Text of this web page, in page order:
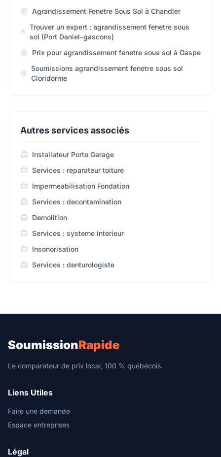
Agrandissement Fenetre Sous Sol à Chandler
Trouver un expert : agrandissement fenetre sous
sol (Port Daniel–gascons)
Prix pour agrandissement fenetre sous sol à Gaspe
Soumissions agrandissement fenetre sous sol
Cloridorme
Autres services associés
Installateur Porte Garage
Services : reparateur toiture
Impermeabilisation Fondation
Services : decontamination
Demolition
Services : systeme interieur
Insonorisation
Services : denturologiste
SoumissionRapide
Le comparateur de prix local, 100 % québécois.
Liens Utiles
Faire une demande
Espace entreprises
Légal